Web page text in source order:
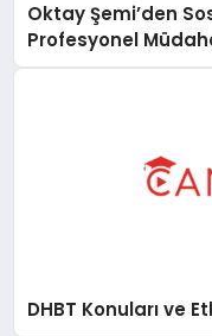
Oktay Şemi’den
Profesyonel
DHBT Konuları ve